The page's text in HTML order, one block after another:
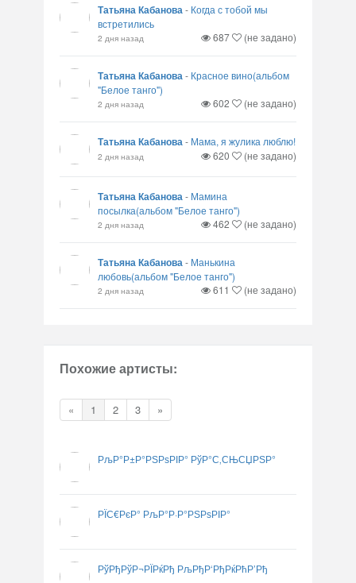
Татьяна Кабанова- Когда с тобой мы
встретились
2 дня назад 687 (не задано)
Татьяна Кабанова- Красное вино(альбом
"Белое танго")
2 дня назад 602 (не задано)
Татьяна Кабанова- Мама, я жулика люблю!
2 дня назад 620 (не задано)
Татьяна Кабанова- Мамина
посылка(альбом "Белое танго")
2 дня назад 462 (не задано)
Татьяна Кабанова- Манькина
любовь(альбом "Белое танго")
2 дня назад 611 (не задано)
Похожие артисты:
« 1 2 3 »
РљР°Р±Р°РЅРѕРІР° РўР°С‚СЊСЏРЅР°
РЇС€РєР° РљР°Р·Р°РЅРѕРІР°
РўРђРўР¬РЇРќРђ РљРђР‘РђРќРћР’Рђ